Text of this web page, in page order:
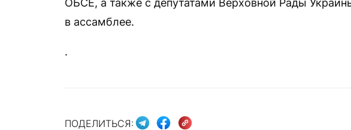
ОБСЕ, а также с депутатами Верховной Рады
в ассамблее.
.
ПОДЕЛИТЬСЯ: